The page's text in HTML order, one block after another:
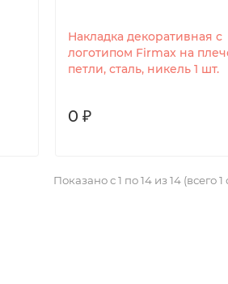
Накладка декоративная с
логотипом Firmax на
петли, сталь, никель 1 шт.
0 ₽
Показано с 1 по 14 из 14 (всего